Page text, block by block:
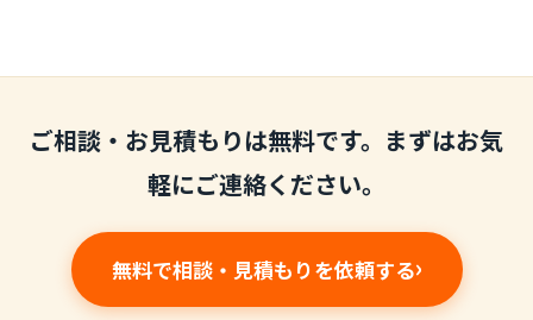
ご相談・お見積もりは無料です。まずはお気
軽にご連絡ください。
無料で相談・見積もりを依頼する